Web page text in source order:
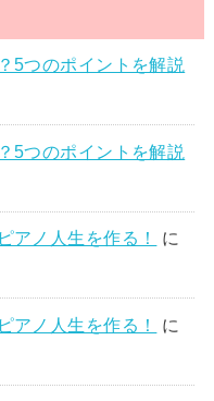
5つのポイントを解説
5つのポイントを解説
アノ人生を作る！
に
アノ人生を作る！
に